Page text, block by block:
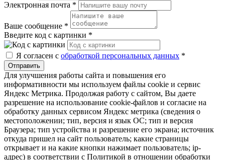
Электронная почта *
Ваше сообщение *
Введите код с картинки *
Я согласен с обработкой персональных данных *
Отправить
Для улучшения работы сайта и повышения его
информативности мы используем файлы cookie и сервис
Яндекс Метрика. Продолжая работу с сайтом, Вы даете
разрешение на использование cookie-файлов и согласие на
обработку данных сервисом Яндекс метрика (сведения о
местоположении; тип, версия и язык ОС; тип и версия
Браузера; тип устройства и разрешение его экрана; источник
откуда пришел на сайт пользователь; какие страницы
открывает и на какие кнопки нажимает пользователь; ip-
адрес) в соответствии с Политикой в отношении обработки